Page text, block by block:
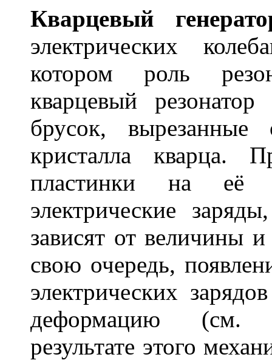
Кварцевый генера
электрических
котором роль
кварцевый
брусок, вырезанные
кристалла кварца.
пластинки на её
электрические
зависят от величины
свою очередь,
электрических
деформацию
результате этого